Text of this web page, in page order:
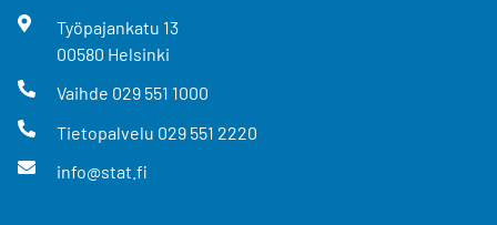
Työpajankatu 13
00580 Helsinki
Vaihde 029 551 1000
Tietopalvelu 029 551 2220
info@stat.fi